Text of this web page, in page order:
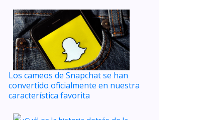
Los cameos de Snapchat se han
convertido oficialmente en nuestra
característica favorita